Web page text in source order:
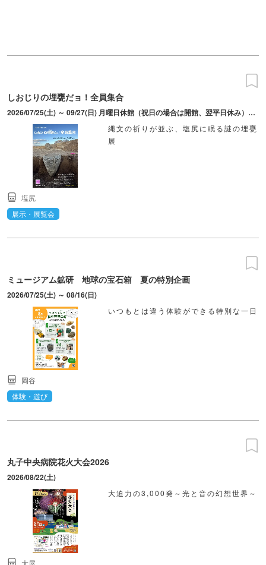
しおじりの埋甕だョ！全員集合
2026/07/25(土) ～ 09/27(日) 月曜日休館（祝日の場合は開館、翌平日休み）、祝日の翌平日
縄文の祈りが並ぶ、塩尻に眠る謎の埋甕
展
塩尻
展示・展覧会
ミュージアム鉱研 地球の宝石箱 夏の特別企画
2026/07/25(土) ～ 08/16(日)
いつもとは違う体験ができる特別な一日
岡谷
体験・遊び
丸子中央病院花火大会2026
2026/08/22(土)
大迫力の3,000発～光と音の幻想世界～
大屋